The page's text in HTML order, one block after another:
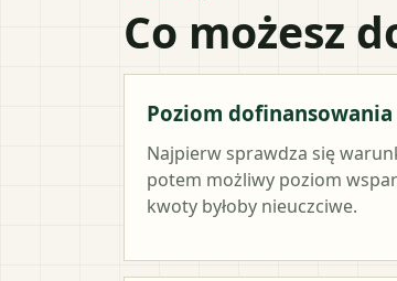
Co możesz
Poziom dofinansowania
Najpierw sprawdza się
potem możliwy poziom
kwoty byłoby nieuczciwe.